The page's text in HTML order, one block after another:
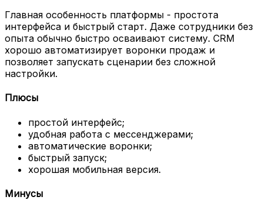
Главная особенность платформы - простота
интерфейса и быстрый старт. Даже сотрудники без
опыта обычно быстро осваивают систему. CRM
хорошо автоматизирует воронки продаж и
позволяет запускать сценарии без сложной
настройки.
Плюсы
простой интерфейс;
удобная работа с мессенджерами;
автоматические воронки;
быстрый запуск;
хорошая мобильная версия.
Минусы